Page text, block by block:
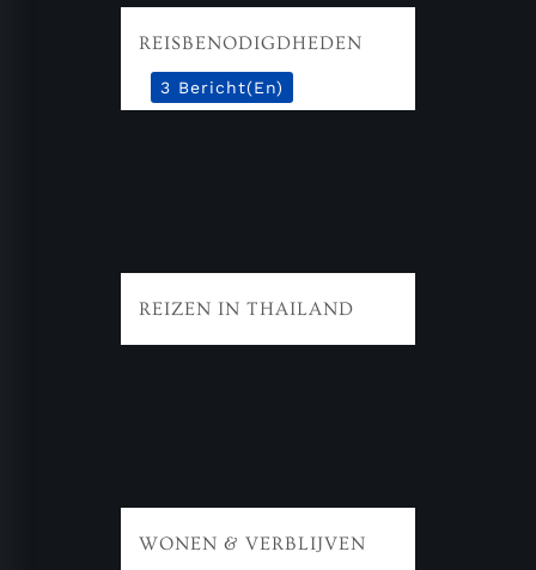
REISBENODIGDHEDEN
3 Bericht(en)
REIZEN IN THAILAND
WONEN & VERBLIJVEN